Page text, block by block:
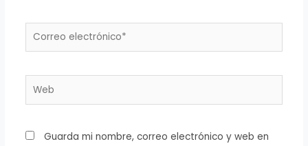
Correo
electrónico*
Web
Guarda mi nombre, correo electrónico y web en